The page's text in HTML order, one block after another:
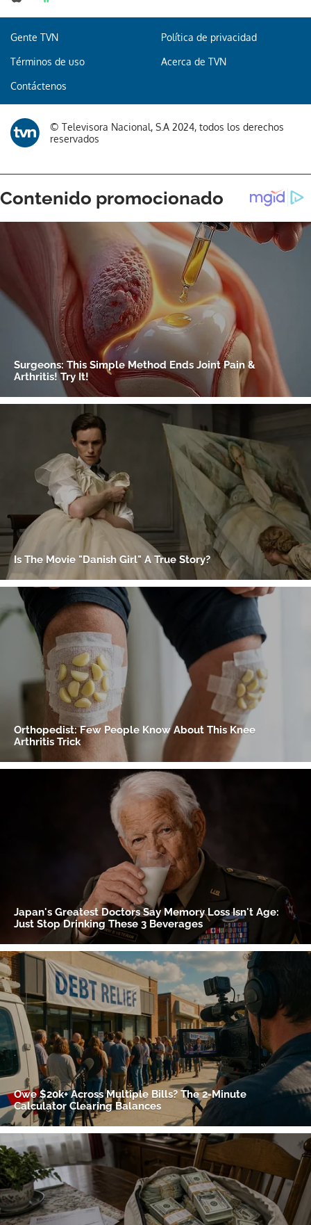
Gente TVN Política de privacidad
Términos de uso Acerca de TVN
Contáctenos
© Televisora Nacional, S.A 2024, todos los derechos
reservados